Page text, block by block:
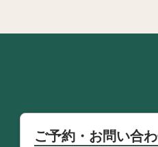
ご予約・お問い合